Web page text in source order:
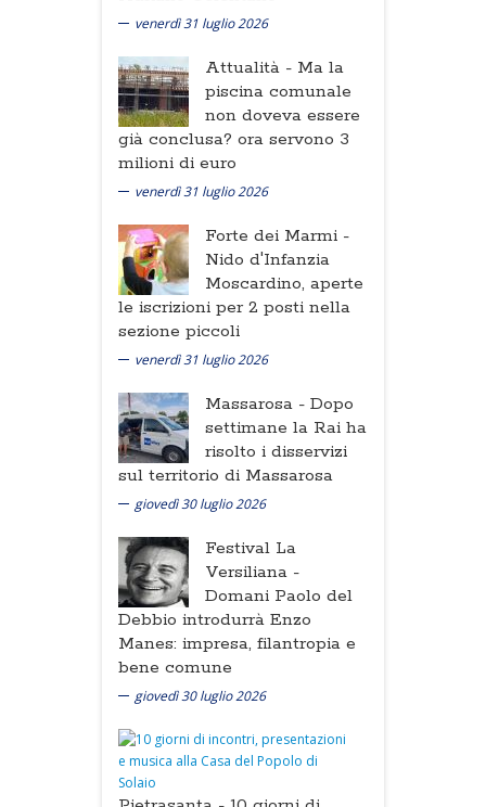
venerdì 31 luglio 2026
Attualità - Ma la
piscina comunale
non doveva essere
già conclusa? ora servono 3
milioni di euro
venerdì 31 luglio 2026
Forte dei Marmi -
Nido d'Infanzia
Moscardino, aperte
le iscrizioni per 2 posti nella
sezione piccoli
venerdì 31 luglio 2026
Massarosa - Dopo
settimane la Rai ha
risolto i disservizi
sul territorio di Massarosa
giovedì 30 luglio 2026
Festival La
Versiliana -
Domani Paolo del
Debbio introdurrà Enzo
Manes: impresa, filantropia e
bene comune
giovedì 30 luglio 2026